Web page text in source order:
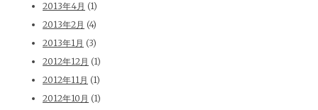
2013年4月 (1)
2013年2月 (4)
2013年1月 (3)
2012年12月 (1)
2012年11月 (1)
2012年10月 (1)